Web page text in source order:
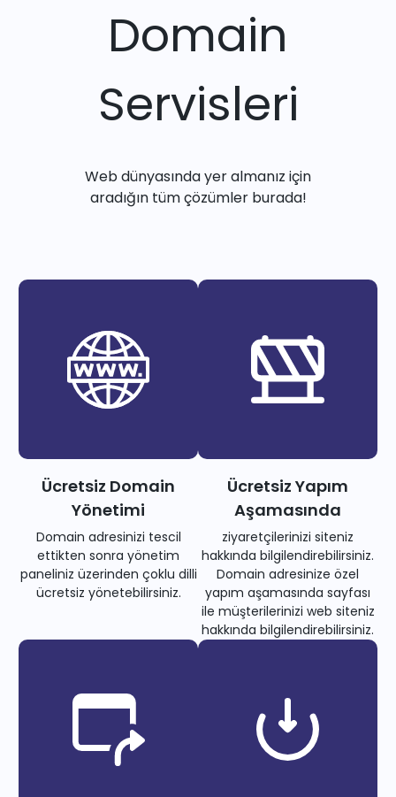
Domain
Servisleri
Web dünyasında yer almanız için
aradığın tüm çözümler burada!
Ücretsiz Domain
Yönetimi
Domain adresinizi tescil
ettikten sonra yönetim
paneliniz üzerinden çoklu dilli
ücretsiz yönetebilirsiniz.
Ücretsiz Yapım
Aşamasında
ziyaretçilerinizi siteniz
hakkında bilgilendirebilirsiniz.
Domain adresinize özel
yapım aşamasında sayfası
ile müşterilerinizi web siteniz
hakkında bilgilendirebilirsiniz.